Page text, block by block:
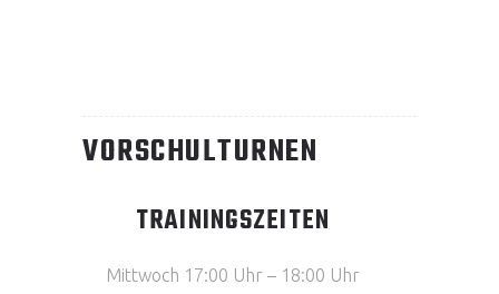
VORSCHULTURNEN
TRAININGSZEITEN
Mittwoch 17:00 Uhr – 18:00 Uhr